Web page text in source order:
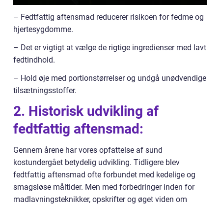
– Fedtfattig aftensmad reducerer risikoen for fedme og
hjertesygdomme.
– Det er vigtigt at vælge de rigtige ingredienser med lavt
fedtindhold.
– Hold øje med portionstørrelser og undgå unødvendige
tilsætningsstoffer.
2. Historisk udvikling af
fedtfattig aftensmad:
Gennem årene har vores opfattelse af sund
kostundergået betydelig udvikling. Tidligere blev
fedtfattig aftensmad ofte forbundet med kedelige og
smagsløse måltider. Men med forbedringer inden for
madlavningsteknikker, opskrifter og øget viden om